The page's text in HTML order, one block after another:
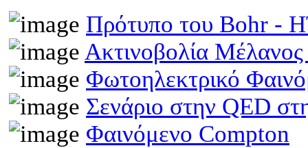
Πρότυπο του Bohr -
Ακτινοβολία
Φωτοηλεκτρικό
Σενάριο στην QED
Φαινόμενο Compton